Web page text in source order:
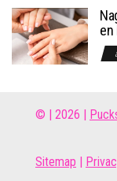
en
© | 2026 |
Sitemap